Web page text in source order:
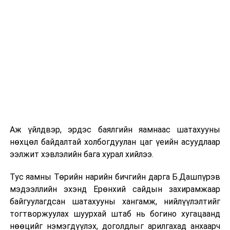
практик ур чадварыг сургалтын хөтөлбөрт тусгажээ.
Сургалтыг танилцуулах лекц, асуулт-хариулт,
маршрут болон тээвэрлэлтийн урсгалын зураглалтай
танилцах, онцгой нөхцөлд ажиллах дадлага зэрэг
онол, практик хосолсон хэлбэрээр зохион байгуулж
байна.
Аж үйлдвэр, эрдэс баялгийн яамнаас шатахууны
нөхцөл байдалтай холбогдуулан цаг үеийн асуудлаар
ээлжит хэвлэлийн бага хурал хийлээ.
Тус яамны Төрийн нарийн бичгийн дарга Б.Дашпүрэв
мэдээллийн эхэнд Ерөнхий сайдын захирамжаар
байгуулагдсан шатахууны хангамж, нийлүүлэлтийг
тогтворжуулах шуурхай штаб нь богино хугацаанд
нөөцийг нэмэгдүүлэх, доголдлыг арилгахад анхаарч